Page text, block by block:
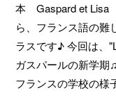
本 Gaspard et Lisa
ら、フランス語の難
ラスです♪ 今回は、
ガスパールの新学
フランスの学校の様